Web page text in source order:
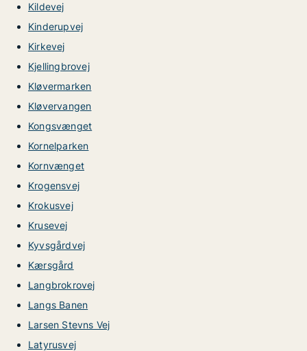
Kildevej
Kinderupvej
Kirkevej
Kjellingbrovej
Kløvermarken
Kløvervangen
Kongsvænget
Kornelparken
Kornvænget
Krogensvej
Krokusvej
Krusevej
Kyvsgårdvej
Kærsgård
Langbrokrovej
Langs Banen
Larsen Stevns Vej
Latyrusvej